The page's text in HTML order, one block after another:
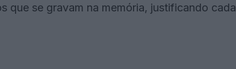
que se gravam na memória, justificando cada